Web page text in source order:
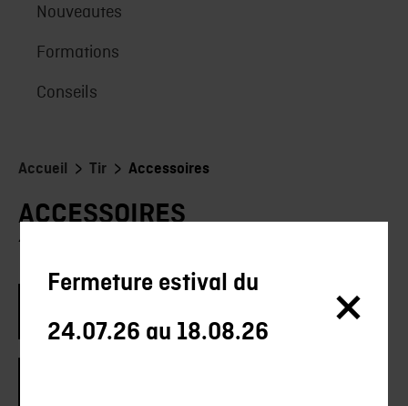
Nouveautes
Formations
Conseils
Accueil > Tir > Accessoires
ACCESSOIRES
478 produits
Fermeture estival du
24.07.26 au 18.08.26